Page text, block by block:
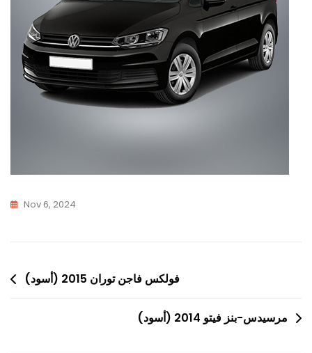
Nov 6, 2024
Post
فولكس فاجن توران 2015 (أسود)
مرسيدس-بنز فيتو 2014 (أسود)